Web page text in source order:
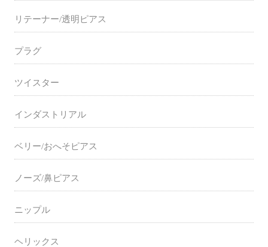
リテーナー/透明ピアス
プラグ
ツイスター
インダストリアル
ベリー/おへそピアス
ノーズ/鼻ピアス
ニップル
ヘリックス